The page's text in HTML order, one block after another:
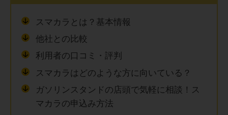
スマカラとは？基本情報
他社との比較
利用者の口コミ・評判
スマカラはどのような方に向いている？
ガソリンスタンドの店頭で気軽に相談！ス
マカラの申込み方法